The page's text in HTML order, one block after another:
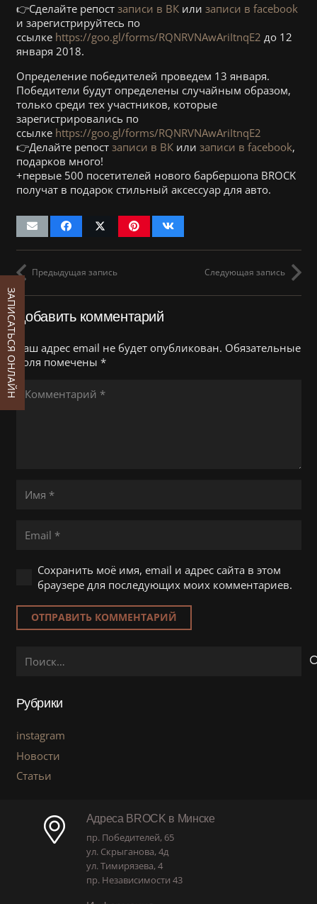
👉Сделайте репост записи в ВКили записи в facebook
и зарегистрируйтесь по
ссылке https://goo.gl/forms/RQNRVNAwAriItnqE2 до 12
января 2018.
Определение победителей проведем 13 января.
Победители будут определены случайным образом,
только среди тех участников, которые
зарегистрировались по
ссылке https://goo.gl/forms/RQNRVNAwAriItnqE2
👉Делайте репост записи в ВКили записи в facebook,
подарков много!
+первые 500 посетителей нового барбершопа BROCK
получат в подарок стильный аксессуар для авто.
Предыдущая запись Следующая запись
Добавить комментарий
Ваш адрес email не будет опубликован. Обязательные
поля помечены *
Сохранить моё имя, email и адрес сайта в этом
браузере для последующих моих комментариев.
ОТПРАВИТЬ КОММЕНТАРИЙ
Рубрики
instagram
Новости
Статьи
Адреса BROCK в Минске
пр. Победителей, 65
ул. Скрыганова, 4д
ул. Тимирязева, 4
пр. Независимости 43
ЗАПИСАТЬСЯ ОНЛАЙН